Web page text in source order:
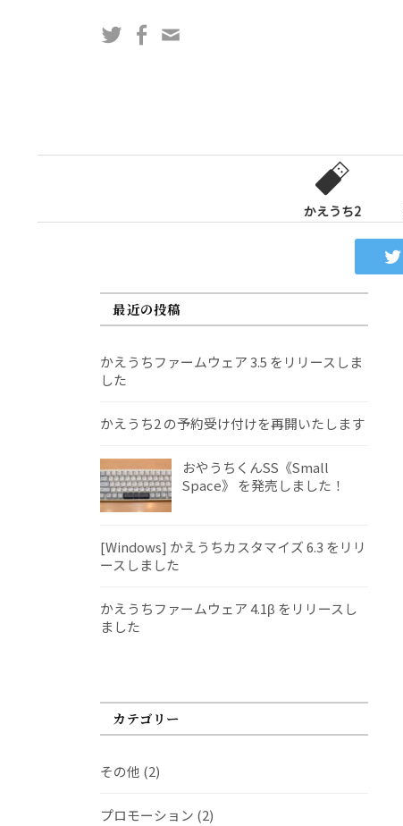
ス
TwitterFacebook
かえうち2
最近の投稿
かえうちファームウェア 3.5 をリリースしま
した
かえうち2 の予約受け付けを再開いたします
おやうちくんSS《Small
Space》 を発売しました！
[Windows] かえうちカスタマイズ 6.3 をリリ
ースしました
かえうちファームウェア 4.1β をリリースし
ました
カテゴリー
その他 (2)
プロモーション (2)